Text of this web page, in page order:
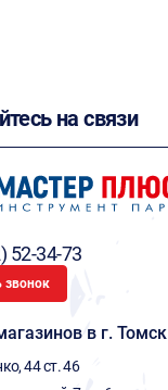
на связи
52-34-73
звонок
в г. Томск
44 ст. 46